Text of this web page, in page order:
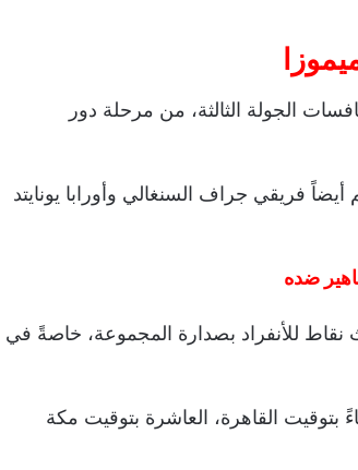
الجولة الثالثة، من مرحلة دور
أيضاً فريقي جراف السنغالي وأورابا يونايتد
ضده
نقاط للأنفراد بصدارة المجموعة، خاصةً في
بتوقيت القاهرة، العاشرة بتوقيت مكة